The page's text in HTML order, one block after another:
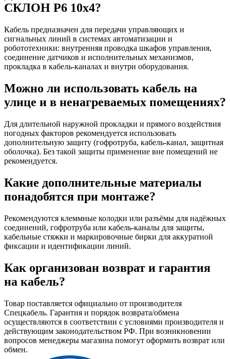
СКЛОН Р6 10х4?
Кабель предназначен для передачи управляющих и
сигнальных линий в системах автоматизации и
робототехники: внутренняя проводка шкафов управления,
соединение датчиков и исполнительных механизмов,
прокладка в кабель-каналах и внутри оборудования.
Можно ли использовать кабель на
улице и в ненагреваемых помещениях?
Для длительной наружной прокладки и прямого воздействия
погодных факторов рекомендуется использовать
дополнительную защиту (гофротруба, кабель-канал, защитная
оболочка). Без такой защиты применение вне помещений не
рекомендуется.
Какие дополнительные материалы
понадобятся при монтаже?
Рекомендуются клеммные колодки или разъёмы для надёжных
соединений, гофротруба или кабель-каналы для защиты,
кабельные стяжки и маркировочные бирки для аккуратной
фиксации и идентификации линий.
Как организован возврат и гарантия
на кабель?
Товар поставляется официально от производителя
Спецкабель. Гарантия и порядок возврата/обмена
осуществляются в соответствии с условиями производителя и
действующим законодательством РФ. При возникновении
вопросов менеджеры магазина помогут оформить возврат или
обмен.